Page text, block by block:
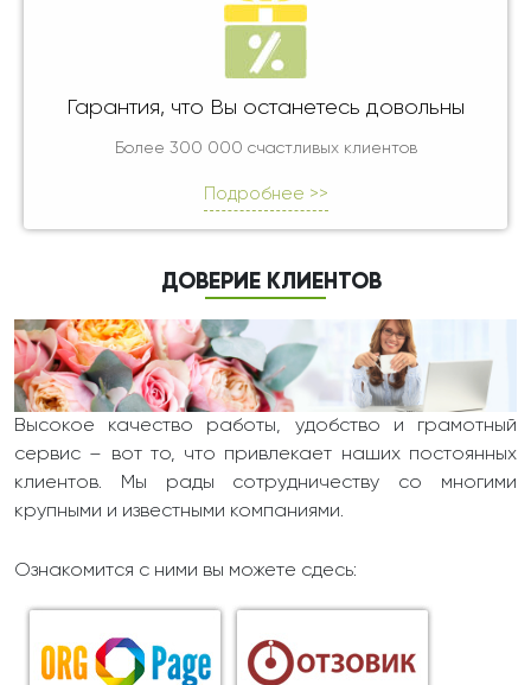
Гарантия, что Вы останетесь довольны
Более 300 000 счастливых клиентов
Подробнее >>
ДОВЕРИЕ КЛИЕНТОВ
Высокое качество работы, удобство и грамотный
сервис – вот то, что привлекает наших постоянных
клиентов. Мы рады сотрудничеству со многими
крупными и известными компаниями.
Ознакомится с ними вы можете сдесь: